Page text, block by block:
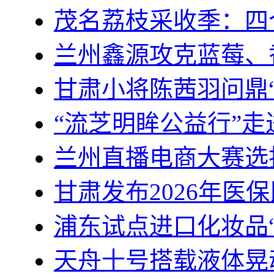
茂名荔枝采收季：四
兰州鑫源攻克蓝莓
甘肃小将陈茜羽问鼎
“流芝明眸公益行”
兰州直播电商大赛选
甘肃发布2026年医
浦东试点进口化妆品
天舟十号搭载液体